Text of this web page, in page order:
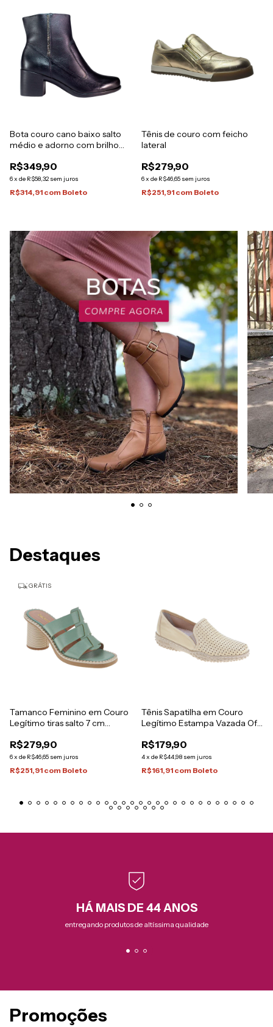
Bota couro cano baixo salto
médio e adorno com brilho
R$349,90
6x de R$58,32 sem juros
R$314,91 com Boleto
Tênis de couro com feicho
lateral
R$279,90
6x de R$46,65 sem juros
R$251,91 com Boleto
Destaques
GRÁTIS
Tamanco Feminino em Couro
Legítimo tiras salto 7 cm
R$279,90
6x de R$46,65 sem juros
R$251,91 com Boleto
Tênis Sapatilha em Couro
Legítimo Estampa Vazada Off
R$179,90
4x de R$44,98 sem juros
R$161,91 com Boleto
HÁ MAIS DE 44 ANOS
entregando produtos de altíssima qualidade
Promoções